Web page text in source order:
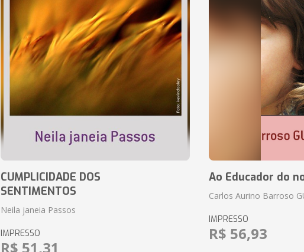
CUMPLICIDADE DOS
SENTIMENTOS
Neila janeia Passos
IMPRESSO
R$ 51,31
Ao Educador do
Carlos Aurino Barroso
IMPRESSO
R$ 56,93